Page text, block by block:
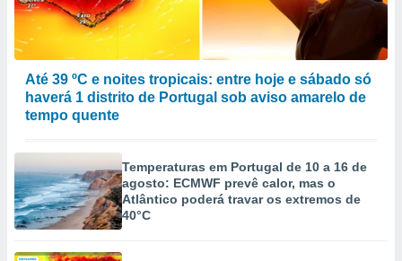
Até 39 ºC e noites tropicais: entre hoje e sábado só
haverá 1 distrito de Portugal sob aviso amarelo de
tempo quente
Temperaturas em Portugal de 10 a 16 de
agosto: ECMWF prevê calor, mas o
Atlântico poderá travar os extremos de
40°C